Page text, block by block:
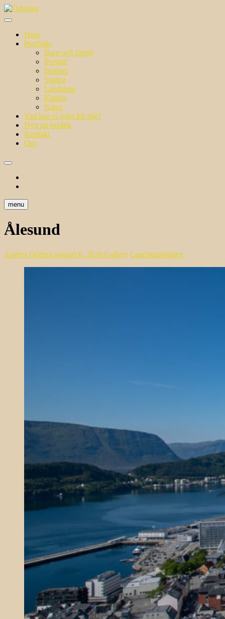
Skip
to
Ödmans
i ett annat ljus
Hem
Portfolio
Barn och familj
Porträtt
Bröllop
Staden
Landskap
Känsla
Natur
Vad kan vi göra för dig?
Nytt att berätta
Kontakt
Om
menu
Ålesund
Anders Ödman januari 6, 2020 Gallery LandskapStaden